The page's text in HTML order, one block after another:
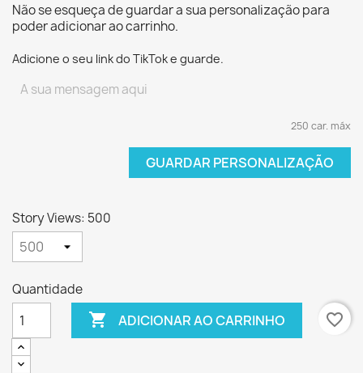
Não se esqueça de guardar a sua personalização para
poder adicionar ao carrinho.
Adicione o seu link do TikTok e guarde.
250 car. máx
GUARDAR PERSONALIZAÇÃO
Story Views: 500
Quantidade
 ADICIONAR AO CARRINHO favorite_border